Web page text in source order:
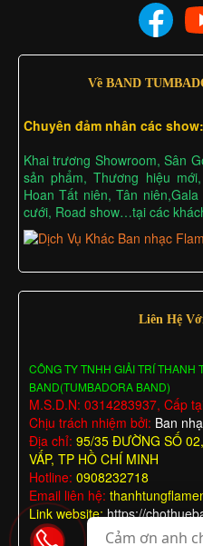
Về BAND
Chuyên đảm nhân các show:
Khai trương Showroom, Sân
sản phẩm, Thương hiệu
Hoan Tất niên, Tân
cưới, Road show…tại các
Liên Hệ
CÔNG TY TNHH GIẢI TRÍ THANH
BAND(TUMBADORA BAND)
M.S.D.N: 0314283937, Cấp
Chịu trách nhiệm bởi: Ban
Địa chỉ: 95/35 ĐƯỜNG SỐ
VẤP, TP HỒ CHÍ MINH
Hotline: 0908232718
Email liên hệ:
Link website:https://
Cảm ơn anh